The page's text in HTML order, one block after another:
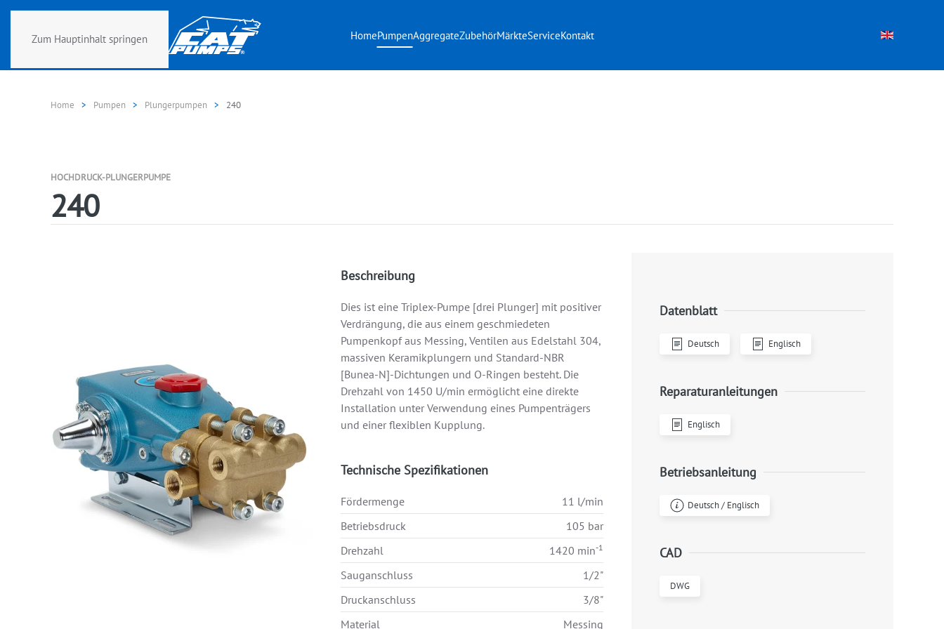
Zum Hauptinhalt springen HomePumpenAggregateZubehörMärkteServiceKontakt
Home Pumpen Plungerpumpen 240
HOCHDRUCK-PLUNGERPUMPE
240
Beschreibung
Dies ist eine Triplex-Pumpe [drei Plunger] mit positiver
Verdrängung, die aus einem geschmiedeten
Pumpenkopf aus Messing, Ventilen aus Edelstahl 304,
massiven Keramikplungern und Standard-NBR
[Bunea-N]-Dichtungen und O-Ringen besteht. Die
Drehzahl von 1450 U/min ermöglicht eine direkte
Installation unter Verwendung eines Pumpenträgers
und einer flexiblen Kupplung.
Technische Spezifikationen
Fördermenge
11 l/min
Betriebsdruck
105 bar
Drehzahl
1420 min-1
Sauganschluss
1/2"
Druckanschluss
3/8"
Material
Messing
Datenblatt
Deutsch Englisch
Reparaturanleitungen
Englisch
Betriebsanleitung
Deutsch / Englisch
CAD
DWG